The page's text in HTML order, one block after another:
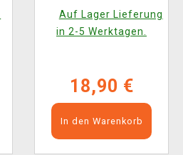
Auf Lager Lieferung
in 2-5 Werktagen.
18,90 €
In den Warenkorb